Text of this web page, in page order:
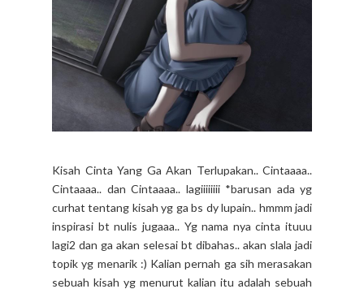
Kisah Cinta Yang Ga Akan Terlupakan.. Cintaaaa..
Cintaaaa.. dan Cintaaaa.. lagiiiiiiii *barusan ada yg
curhat tentang kisah yg ga bs dy lupain.. hmmm jadi
inspirasi bt nulis jugaaa.. Yg nama nya cinta ituuu
lagi2 dan ga akan selesai bt dibahas.. akan slala jadi
topik yg menarik :) Kalian pernah ga sih merasakan